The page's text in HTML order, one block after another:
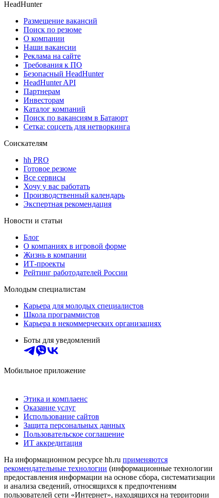
HeadHunter
Размещение вакансий
Поиск по резюме
О компании
Наши вакансии
Реклама на сайте
Требования к ПО
Безопасный HeadHunter
HeadHunter API
Партнерам
Инвесторам
Каталог компаний
Поиск по вакансиям в Батаюрт
Сетка: соцсеть для нетворкинга
Соискателям
hh PRO
Готовое резюме
Все сервисы
Хочу у вас работать
Производственный календарь
Экспертная рекомендация
Новости и статьи
Блог
О компаниях в игровой форме
Жизнь в компании
ИТ-проекты
Рейтинг работодателей России
Молодым специалистам
Карьера для молодых специалистов
Школа программистов
Карьера в некоммерческих организациях
Боты для уведомлений
Мобильное приложение
Этика и комплаенс
Оказание услуг
Использование сайтов
Защита персональных данных
Пользовательское соглашение
ИТ аккредитация
На информационном ресурсе hh.ru применяются
рекомендательные технологии (информационные технологии
предоставления информации на основе сбора, систематизации
и анализа сведений, относящихся к предпочтениям
пользователей сети «Интернет», находящихся на территории